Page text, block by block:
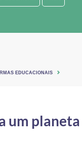
EDUCACIONAIS
um planeta